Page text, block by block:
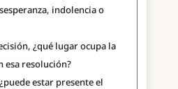
indolencia o
¿qué lugar ocupa la
esa resolución?
estar presente el